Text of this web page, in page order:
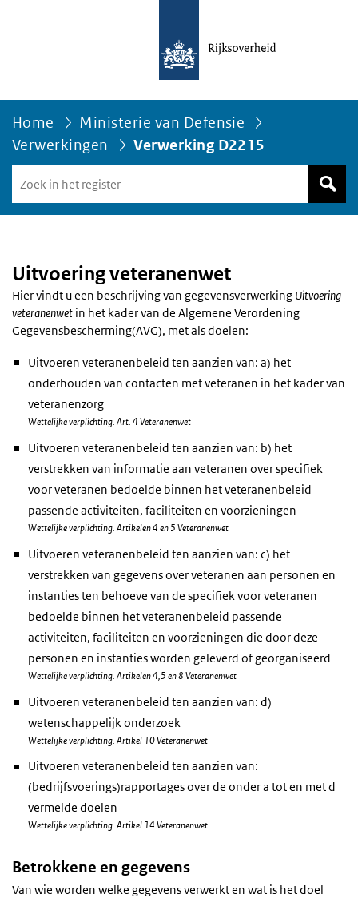
Home
Ministerie van Defensie
Verwerkingen
Verwerking D2215
in
het
Uitvoering veteranenwet
Hier vindt u een beschrijving van gegevensverwerking Uitvoering
veteranenwet in het kader van de Algemene Verordening
Gegevensbescherming(AVG), met als doelen:
Uitvoeren veteranenbeleid ten aanzien van: a) het
onderhouden van contacten met veteranen in het kader van
veteranenzorg
Wettelijke verplichting. Art. 4 Veteranenwet
Uitvoeren veteranenbeleid ten aanzien van: b) het
verstrekken van informatie aan veteranen over specifiek
voor veteranen bedoelde binnen het veteranenbeleid
passende activiteiten, faciliteiten en voorzieningen
Wettelijke verplichting. Artikelen 4 en 5 Veteranenwet
Uitvoeren veteranenbeleid ten aanzien van: c) het
verstrekken van gegevens over veteranen aan personen en
instanties ten behoeve van de specifiek voor veteranen
bedoelde binnen het veteranenbeleid passende
activiteiten, faciliteiten en voorzieningen die door deze
personen en instanties worden geleverd of georganiseerd
Wettelijke verplichting. Artikelen 4,5 en 8 Veteranenwet
Uitvoeren veteranenbeleid ten aanzien van: d)
wetenschappelijk onderzoek
Wettelijke verplichting. Artikel 10 Veteranenwet
Uitvoeren veteranenbeleid ten aanzien van:
(bedrijfsvoerings)rapportages over de onder a tot en met d
vermelde doelen
Wettelijke verplichting. Artikel 14 Veteranenwet
Betrokkene en gegevens
Van wie worden welke gegevens verwerkt en wat is het doel